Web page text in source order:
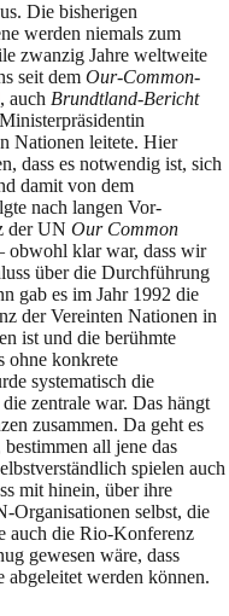
Die bisherigen
werden niemals zum
zwanzig Jahre weltweite
seit dem Our-Common-
, auch Brundtland-Bericht
Nationen leitete. Hier
dass es notwendig ist, sich
damit von dem
nach langen Vor­
der UN Our Common
obwohl klar war, dass wir
über die Durchführung
gab es im Jahr 1992 die
der Ver­einten Nationen in
ist und die berühmte
ohne kon­krete
syste­matisch die
zentrale war. Das hängt
zusammen. Da geht es
all jene das
spielen auch
mit hinein, über ihre
Orga­nisationen selbst, die
auch die Rio-Konferenz
gewesen wäre, dass
abgeleitet werden können.